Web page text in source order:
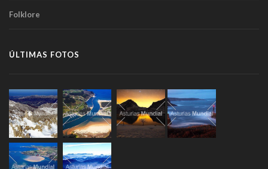
Folklore
ÚLTIMAS FOTOS